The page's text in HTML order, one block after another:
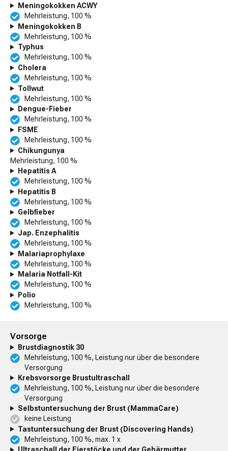
Meningokokken ACWY
Mehrleistung, 100 %
Meningokokken B
Mehrleistung, 100 %
Typhus
Mehrleistung, 100 %
Cholera
Mehrleistung, 100 %
Tollwut
Mehrleistung, 100 %
Dengue-Fieber
Mehrleistung, 100 %
FSME
Mehrleistung, 100 %
Chikungunya
Mehrleistung, 100 %
Hepatitis A
Mehrleistung, 100 %
Hepatitis B
Mehrleistung, 100 %
Gelbfieber
Mehrleistung, 100 %
Jap. Enzephalitis
Mehrleistung, 100 %
Malariaprophylaxe
Mehrleistung, 100 %
Malaria Notfall-Kit
Mehrleistung, 100 %
Polio
Mehrleistung, 100 %
Vorsorge
Brustdiagnostik 30
Mehrleistung, 100 %, Leistung nur über die besondere
Versorgung
Krebsvorsorge Brustultraschall
Mehrleistung, 100 %, Leistung nur über die besondere
Versorgung
Selbstunter­suchung der Brust (MammaCare)
keine Leistung
Tast­unter­suchung der Brust (Discovering Hands)
Mehrleistung, 100 %, max. 1 x